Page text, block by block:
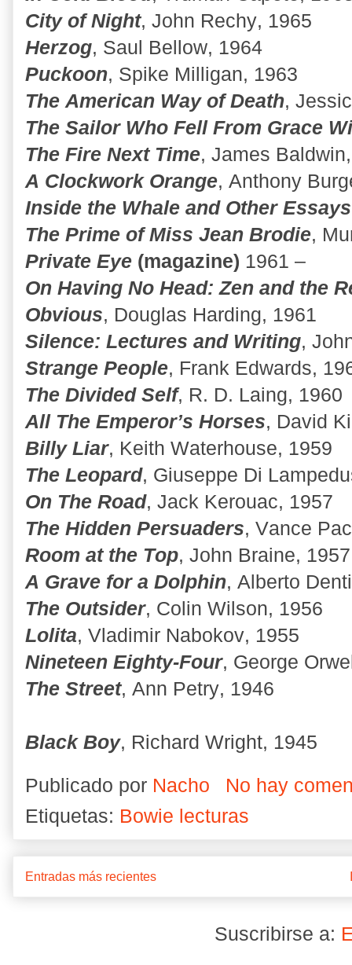
City of Night, John Rechy, 1965
Herzog, Saul Bellow, 1964
Puckoon, Spike Milligan, 1963
The American Way of Death,
The Sailor Who Fell From Grace
The Fire Next Time, James
A Clockwork Orange, Anthony
Inside the Whale and Other Essays
The Prime of Miss Jean Brodie,
Private Eye (magazine) 1961 –
On Having No Head: Zen and the
Obvious, Douglas Harding, 1961
Silence: Lectures and Writing,
Strange People, Frank Edwards,
The Divided Self, R. D. Laing, 1960
All The Emperor’s Horses, David
Billy Liar, Keith Waterhouse, 1959
The Leopard, Giuseppe Di
On The Road, Jack Kerouac, 1957
The Hidden Persuaders, Vance
Room at the Top, John Braine, 1957
A Grave for a Dolphin, Alberto
The Outsider, Colin Wilson, 1956
Lolita, Vladimir Nabokov, 1955
Nineteen Eighty-Four, George
The Street, Ann Petry, 1946
Black Boy, Richard Wright, 1945
Publicado por Nacho
No hay
Etiquetas: Bowie lecturas
Entradas más recientes
Suscribirse a: